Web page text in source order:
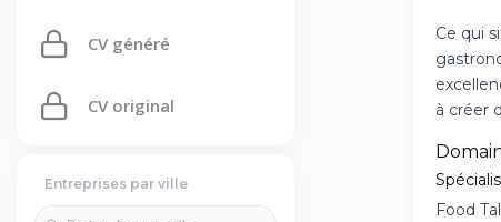
CV généré
CV original
Entreprises par ville
Ce qui
à créer
Food